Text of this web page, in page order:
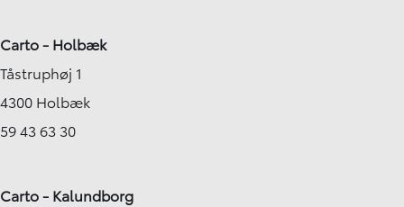
Carto - Holbæk
Tåstruphøj 1
4300 Holbæk
59 43 63 30
Carto - Kalundborg